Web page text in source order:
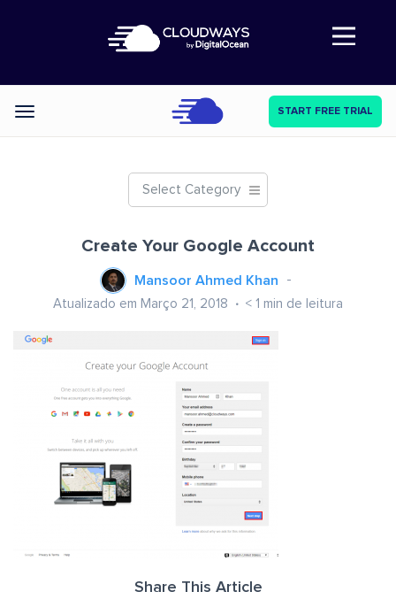
Abre a navegação
Categories START FREE TRIAL
Select Category
Create Your Google Account
Mansoor Ahmed Khan
Atualizado em Março 21, 2018 < 1 min de leitura
Share This Article